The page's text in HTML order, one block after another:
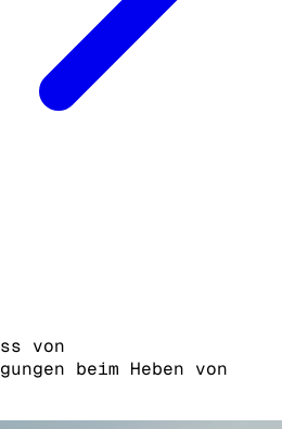
von
beim Heben von